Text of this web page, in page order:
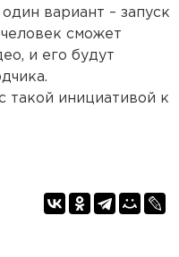
вариант – запуск
сможет
и его будут
такой инициативой к